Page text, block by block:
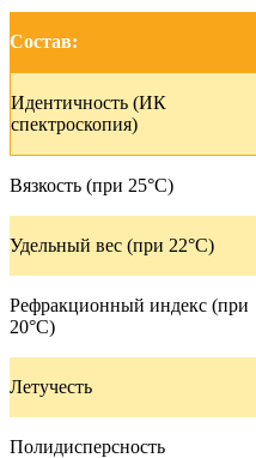
Состав:
Идентичность (ИК
спектроскопия)
Вязкость (при 25°C)
Удельный вес (при 22°C)
Рефракционный индекс (при
20°C)
Летучесть
Полидисперсность